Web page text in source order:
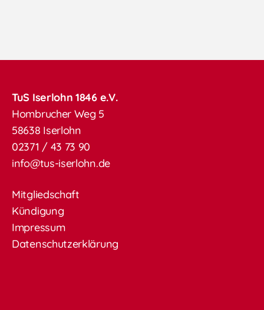
TuS Iserlohn 1846 e.V.
Hombrucher Weg 5
58638 Iserlohn
02371 / 43 73 90
info@tus-iserlohn.de
Mitgliedschaft
Kündigung
Impressum
Datenschutzerklärung